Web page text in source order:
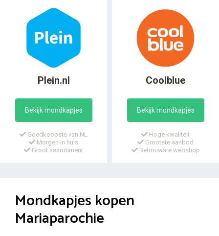
Plein.nl
Bekijk mondkapjes
Goedkoopste van NL
Morgen in huis
Groot assortiment
Coolblue
Bekijk mondkapjes
Hoge kwaliteit
Grootste aanbod
Betrouware webshop
Mondkapjes kopen
Mariaparochie